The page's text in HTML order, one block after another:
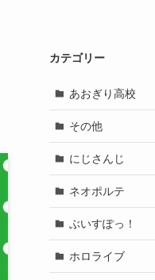
カテゴリー
あおぎり高校
その他
にじさんじ
ネオポルテ
ぶいすぽっ！
ホロライブ